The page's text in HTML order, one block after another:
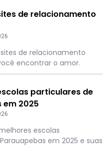
de relacionamento
sites de relacionamento
encontrar o amor.
particulares de
em 2025
escolas
em 2025 e suas